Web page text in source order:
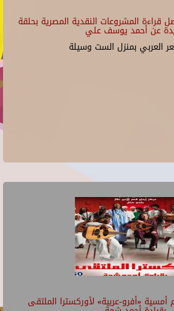
قراءة المشروعات النقدية المصرية بحلقة
عن أحمد يوسف علي
العربي بمنزل الست وسيلة
أمسية «أفرو-عربية» لأوركسترا الملتقى